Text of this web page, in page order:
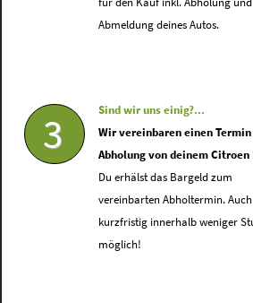
Abmeldung deines Autos.
3
Sind wir uns einig?...
Wir vereinbaren einen
Abholung von deinem Citroen
Du erhälst das Bargeld zum
vereinbarten Abholtermin. Auch
kurzfristig innerhalb weniger
möglich!